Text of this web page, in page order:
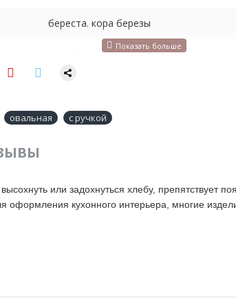
береста. кора березы
на 1 булку хлеба, батон
для хлеба, для продуктов
овальная с ручкой
или задохнуться хлебу, препятствует
оформления кухонного интерьера, многие